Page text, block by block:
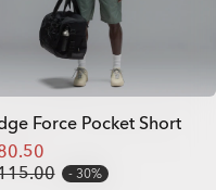
Force Pocket Short
30%